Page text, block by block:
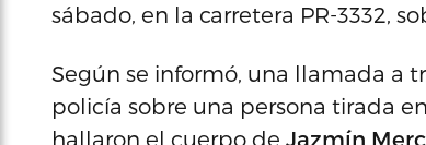
sábado, en la carretera PR-3332,
Según se informó, una llamada a
policía sobre una persona tirada
hallaron el cuerpo de Jazmín